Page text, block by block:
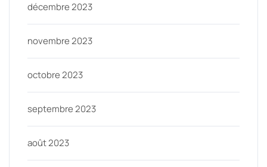
décembre 2023
novembre 2023
octobre 2023
septembre 2023
août 2023